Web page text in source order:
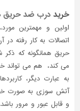
خرید درب ضد حریق
اولین و مهمترین
اتصالات به کار رفته
حریق همانگونه که
می کند، هم می تواند
به عبارت دیگر،
آتش سوزی به صورت
و قابل عبور و مرور